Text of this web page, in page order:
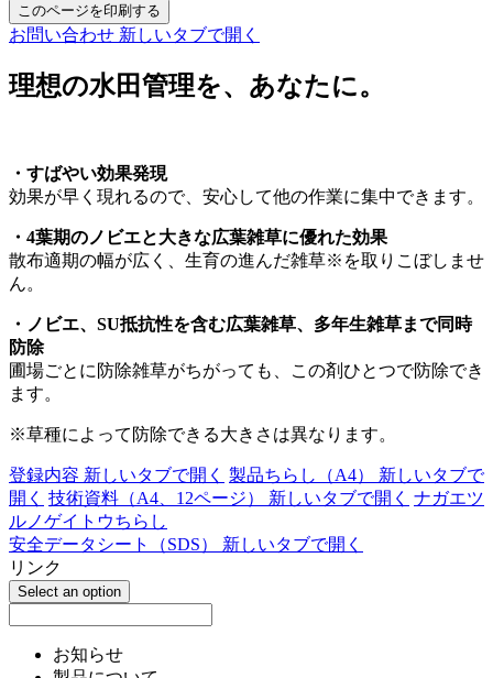
このページを印刷する
お問い合わせ 新しいタブで開く
理想の水田管理を、あなたに。
・すばやい効果発現
効果が早く現れるので、安心して他の作業に集中できます。
・4葉期のノビエと大きな広葉雑草に優れた効果
散布適期の幅が広く、生育の進んだ雑草※を取りこぼしませ
ん。
・ノビエ、SU抵抗性を含む広葉雑草、多年生雑草まで同時
防除
圃場ごとに防除雑草がちがっても、この剤ひとつで防除でき
ます。
※草種によって防除できる大きさは異なります。
登録内容 新しいタブで開く 製品ちらし（A4） 新しいタブで
開く 技術資料（A4、12ページ） 新しいタブで開く ナガエツ
ルノゲイトウちらし
安全データシート（SDS） 新しいタブで開く
リンク
Select an option
お知らせ